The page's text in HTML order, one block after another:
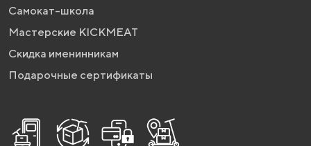
Самокат-школа
Мастерские KICKMEAT
Скидка именинникам
Подарочные сертификаты